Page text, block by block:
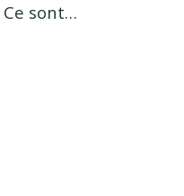
sont…